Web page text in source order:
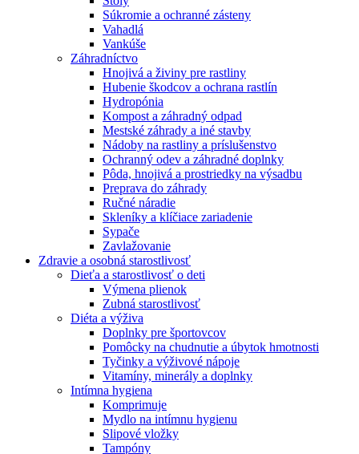
Súkromie a ochranné zásteny
Vahadlá
Vankúše
Záhradníctvo
Hnojivá a živiny pre rastliny
Hubenie škodcov a ochrana rastlín
Hydropónia
Kompost a záhradný odpad
Mestské záhrady a iné stavby
Nádoby na rastliny a príslušenstvo
Ochranný odev a záhradné doplnky
Pôda, hnojivá a prostriedky na výsadbu
Preprava do záhrady
Ručné náradie
Skleníky a klíčiace zariadenie
Sypače
Zavlažovanie
Zdravie a osobná starostlivosť
Dieťa a starostlivosť o deti
Výmena plienok
Zubná starostlivosť
Diéta a výživa
Doplnky pre športovcov
Pomôcky na chudnutie a úbytok hmotnosti
Tyčinky a výživové nápoje
Vitamíny, minerály a doplnky
Intímna hygiena
Komprimuje
Mydlo na intímnu hygienu
Slipové vložky
Tampóny